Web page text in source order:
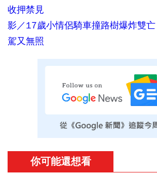
收押禁見
影／17歲小情侶騎車撞路樹爆炸雙
駕又無照